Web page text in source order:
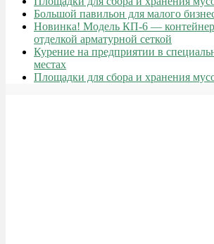
Большой павильон для малого
Новинка! Модель КП-6 —
отделкой арматурной сеткой
Курение на предприятии в
местах
Площадки для сбора и хранения